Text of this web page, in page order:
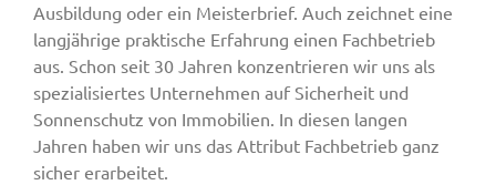
Ausbildung oder ein Meisterbrief. Auch zeichnet eine
langjährige praktische Erfahrung einen Fachbetrieb
aus. Schon seit 30 Jahren konzentrieren wir uns als
spezialisiertes Unternehmen auf Sicherheit und
Sonnenschutz von Immobilien. In diesen langen
Jahren haben wir uns das Attribut Fachbetrieb ganz
sicher erarbeitet.